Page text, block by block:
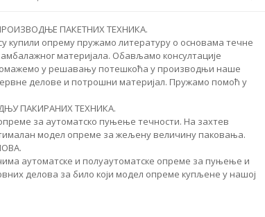
ПАКЕТНИХ ТЕХНИКА.
купили опрему пружамо литературу о основама течне
материјала. Обављамо консултације
у решавању потешкоћа у производњи наше
делове и потрошни материјал. Пружамо помоћ у
ПАКИРАНИХ ТЕХНИКА.
за аутоматско пуњење течности. На захтев
модел опреме за жељену величину паковања.
аутоматске и полуаутоматске опреме за пуњење и
делова за било који модел опреме купљене у нашој